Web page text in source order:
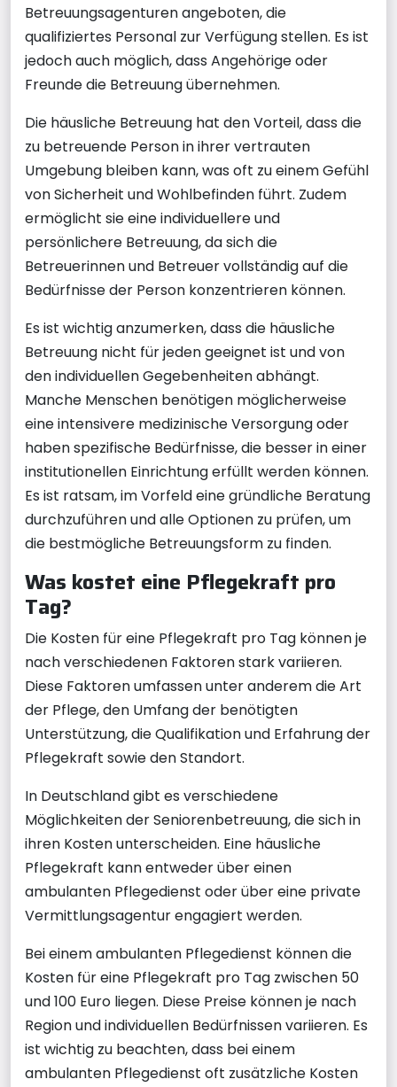
Betreuungsagenturen angeboten, die
qualifiziertes Personal zur Verfügung stellen. Es ist
jedoch auch möglich, dass Angehörige oder
Freunde die Betreuung übernehmen.
Die häusliche Betreuung hat den Vorteil, dass die
zu betreuende Person in ihrer vertrauten
Umgebung bleiben kann, was oft zu einem Gefühl
von Sicherheit und Wohlbefinden führt. Zudem
ermöglicht sie eine individuellere und
persönlichere Betreuung, da sich die
Betreuerinnen und Betreuer vollständig auf die
Bedürfnisse der Person konzentrieren können.
Es ist wichtig anzumerken, dass die häusliche
Betreuung nicht für jeden geeignet ist und von
den individuellen Gegebenheiten abhängt.
Manche Menschen benötigen möglicherweise
eine intensivere medizinische Versorgung oder
haben spezifische Bedürfnisse, die besser in einer
institutionellen Einrichtung erfüllt werden können.
Es ist ratsam, im Vorfeld eine gründliche Beratung
durchzuführen und alle Optionen zu prüfen, um
die bestmögliche Betreuungsform zu finden.
Was kostet eine Pflegekraft pro
Tag?
Die Kosten für eine Pflegekraft pro Tag können je
nach verschiedenen Faktoren stark variieren.
Diese Faktoren umfassen unter anderem die Art
der Pflege, den Umfang der benötigten
Unterstützung, die Qualifikation und Erfahrung der
Pflegekraft sowie den Standort.
In Deutschland gibt es verschiedene
Möglichkeiten der Seniorenbetreuung, die sich in
ihren Kosten unterscheiden. Eine häusliche
Pflegekraft kann entweder über einen
ambulanten Pflegedienst oder über eine private
Vermittlungsagentur engagiert werden.
Bei einem ambulanten Pflegedienst können die
Kosten für eine Pflegekraft pro Tag zwischen 50
und 100 Euro liegen. Diese Preise können je nach
Region und individuellen Bedürfnissen variieren. Es
ist wichtig zu beachten, dass bei einem
ambulanten Pflegedienst oft zusätzliche Kosten